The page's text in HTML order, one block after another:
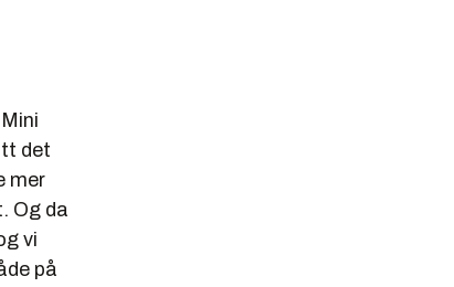
det
mer
Og da
vi
på